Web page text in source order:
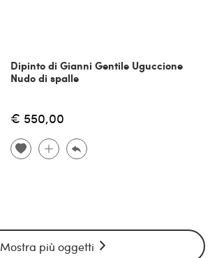
Dipinto di Gianni Gentile Uguccione
Nudo di spalle
€ 550,00
Mostra più oggetti